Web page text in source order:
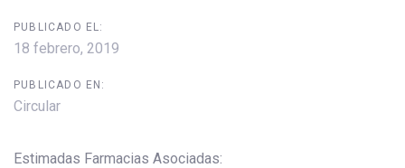
PUBLICADO EL:
18 febrero, 2019
PUBLICADO EN:
Circular
Estimadas Farmacias Asociadas: